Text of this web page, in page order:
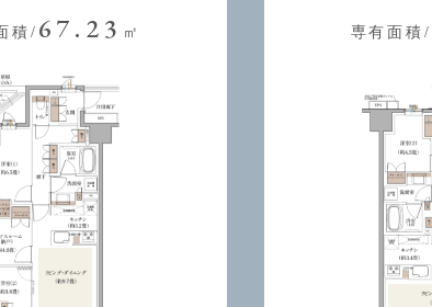
積/ 67.23 ㎡ 専有面積/